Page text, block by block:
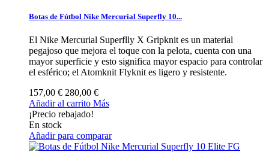
Botas de Fútbol Nike Mercurial Superfly 10...
El Nike Mercurial Superflly X Gripknit es un material
pegajoso que mejora el toque con la pelota, cuenta con una
mayor superficie y esto significa mayor espacio para controlar
el esférico; el Atomknit Flyknit es ligero y resistente.
157,00 € 280,00 €
Añadir al carrito Más
¡Precio rebajado!
En stock
Añadir para comparar